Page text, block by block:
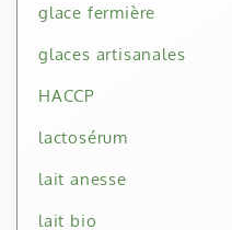
glace fermière
glaces artisanales
HACCP
lactosérum
lait anesse
lait bio